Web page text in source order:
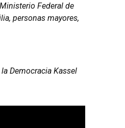
Federal de
personas mayores,
Democracia Kassel